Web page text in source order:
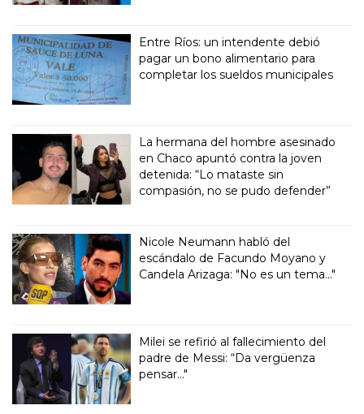
Entre Ríos: un intendente debió
pagar un bono alimentario para
completar los sueldos municipales
La hermana del hombre asesinado
en Chaco apuntó contra la joven
detenida: “Lo mataste sin
compasión, no se pudo defender”
Nicole Neumann habló del
escándalo de Facundo Moyano y
Candela Arizaga: "No es un tema..."
Milei se refirió al fallecimiento del
padre de Messi: “Da vergüenza
pensar..."